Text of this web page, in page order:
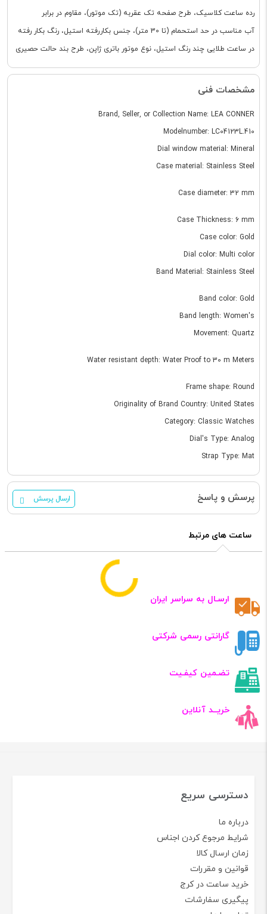
رده ساعت کلاسیک، طرح صفحه تک عقربه (تک موتور)، مقاوم در برابر
آب مناسب در حد استحمام (تا 30 متر)، جنس بکاررفته استیل، رنگ بکار رفته
در ساعت طلایی چند رنگ استیل، نوع موتور باتری ژاپن، طرح بند حالت حصیری
مشخصات فنی
Brand, Seller, or Collection Name: LEA CONNER
Modelnumber: LC04123L.410
Dial window material: Mineral
Case material: Stainless Steel
Case diameter: 32 mm
Case Thickness: 6 mm
Case color: Gold
Dial color: Multi color
Band Material: Stainless Steel
Band color: Gold
Band length: Women's
Movement: Quartz
Water resistant depth: Water Proof to 30 m Meters
Frame shape: Round
Originality of Brand Country: United States
Category: Classic Watches
Dial's Type: Analog
Strap Type: Mat
پرسش و پاسخ ارسال پرسش
ساعت های مرتبط
برند بستدون
ساعت مچی زنانه
بستدون مدل
BD99191LB03
شوپیر مدل
ارسـال به سراسر ایران
گارانتی رسمی شرکتی